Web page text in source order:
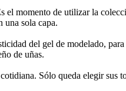
el momento de utilizar la
una sola capa.
del gel de modelado,
de uñas.
Sólo queda elegir